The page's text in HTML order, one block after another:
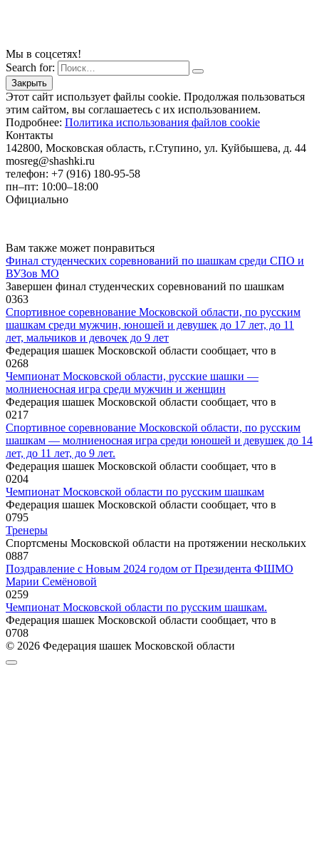
Мы в соцсетях!
Search for:
Этот сайт использует файлы cookie. Продолжая пользоваться
этим сайтом, вы соглашаетесь с их использованием.
Подробнее: Политика использования файлов cookie
Контакты
142800, Московская область, г.Ступино, ул. Куйбышева, д. 44
mosreg@shashki.ru
телефон: +7 (916) 180-95-58
пн–пт: 10:00–18:00
Официально
Вам также может понравиться
Финал студенческих соревнований по шашкам среди СПО и
ВУЗов МО
Завершен финал студенческих соревнований по шашкам
0363
Спортивное соревнование Московской области, по русским
шашкам среди мужчин, юношей и девушек до 17 лет, до 11
лет, мальчиков и девочек до 9 лет
Федерация шашек Московской области сообщает, что в
0268
Чемпионат Московской области, русские шашки —
молниеносная игра среди мужчин и женщин
Федерация шашек Московской области сообщает, что в
0217
Спортивное соревнование Московской области, по русским
шашкам — молниеносная игра среди юношей и девушек до 14
лет, до 11 лет, до 9 лет.
Федерация шашек Московской области сообщает, что в
0204
Чемпионат Московской области по русским шашкам
Федерация шашек Московской области сообщает, что в
0795
Тренеры
Спортсмены Московской области на протяжении нескольких
0887
Поздравление с Новым 2024 годом от Президента ФШМО
Марии Семёновой
0259
Чемпионат Московской области по русским шашкам.
Федерация шашек Московской области сообщает, что в
0708
© 2026 Федерация шашек Московской области